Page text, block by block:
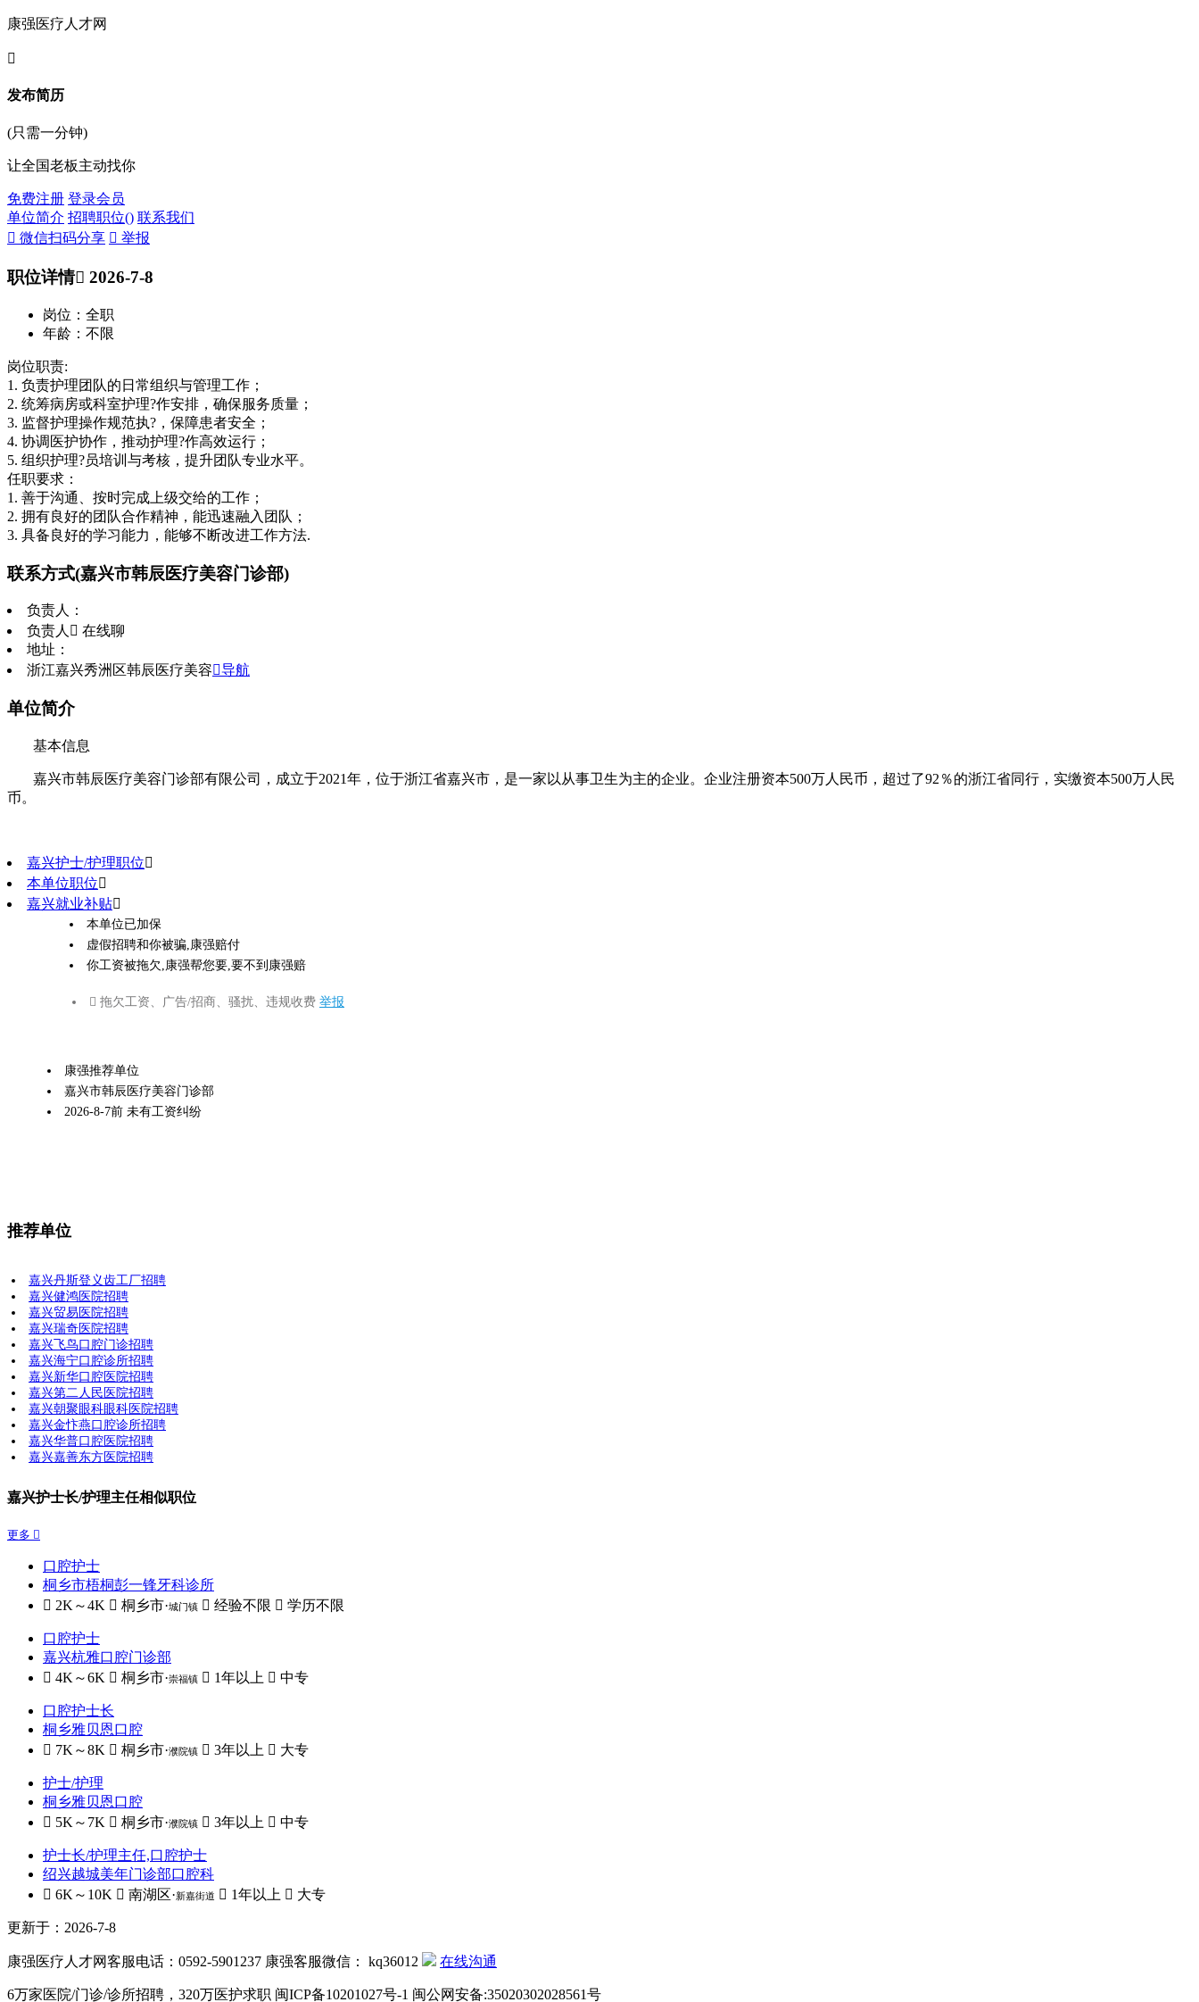
康强医疗人才网

发布简历
(只需一分钟)
让全国老板主动找你
免费注册 登录会员
单位简介 招聘职位() 联系我们
 微信扫码分享  举报
职位详情 2026-7-8
岗位：全职
年龄：不限
岗位职责:
1. 负责护理团队的日常组织与管理工作；
2. 统筹病房或科室护理?作安排，确保服务质量；
3. 监督护理操作规范执?，保障患者安全；
4. 协调医护协作，推动护理?作高效运行；
5. 组织护理?员培训与考核，提升团队专业水平。
任职要求：
1. 善于沟通、按时完成上级交给的工作；
2. 拥有良好的团队合作精神，能迅速融入团队；
3. 具备良好的学习能力，能够不断改进工作方法.
联系方式(嘉兴市韩辰医疗美容门诊部)
负责人：
负责人  在线聊
地址：
浙江嘉兴秀洲区韩辰医疗美容导航
单位简介
基本信息
嘉兴市韩辰医疗美容门诊部有限公司，成立于2021年，位于浙江省嘉兴市，是一家以从事卫生为主的企业。企业注册资本500万人民币，超过了92％的浙江省同行，实缴资本500万人民
币。
嘉兴护士/护理职位
本单位职位
嘉兴就业补贴
本单位已加保
虚假招聘和你被骗,康强赔付
你工资被拖欠,康强帮您要,要不到康强赔
 拖欠工资、广告/招商、骚扰、违规收费 举报
康强推荐单位
嘉兴市韩辰医疗美容门诊部
2026-8-7前 未有工资纠纷
推荐单位
嘉兴丹斯登义齿工厂招聘
嘉兴健鸿医院招聘
嘉兴贸易医院招聘
嘉兴瑞奇医院招聘
嘉兴飞鸟口腔门诊招聘
嘉兴海宁口腔诊所招聘
嘉兴新华口腔医院招聘
嘉兴第二人民医院招聘
嘉兴朝聚眼科眼科医院招聘
嘉兴金忭燕口腔诊所招聘
嘉兴华普口腔医院招聘
嘉兴嘉善东方医院招聘
嘉兴护士长/护理主任相似职位
更多 
口腔护士
桐乡市梧桐彭一锋牙科诊所
 2K～4K  桐乡市·城门镇  经验不限  学历不限
口腔护士
嘉兴杭雅口腔门诊部
 4K～6K  桐乡市·崇福镇  1年以上  中专
口腔护士长
桐乡雅贝恩口腔
 7K～8K  桐乡市·濮院镇  3年以上  大专
护士/护理
桐乡雅贝恩口腔
 5K～7K  桐乡市·濮院镇  3年以上  中专
护士长/护理主任,口腔护士
绍兴越城美年门诊部口腔科
 6K～10K  南湖区·新嘉街道  1年以上  大专
更新于：2026-7-8
康强医疗人才网客服电话：0592-5901237 康强客服微信： kq36012 在线沟通
6万家医院/门诊/诊所招聘，320万医护求职 闽ICP备10201027号-1 闽公网安备:35020302028561号